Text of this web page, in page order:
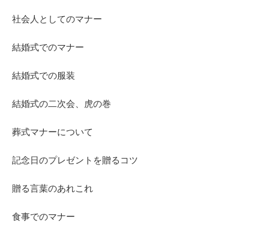
社会人としてのマナー
結婚式でのマナー
結婚式での服装
結婚式の二次会、虎の巻
葬式マナーについて
記念日のプレゼントを贈るコツ
贈る言葉のあれこれ
食事でのマナー